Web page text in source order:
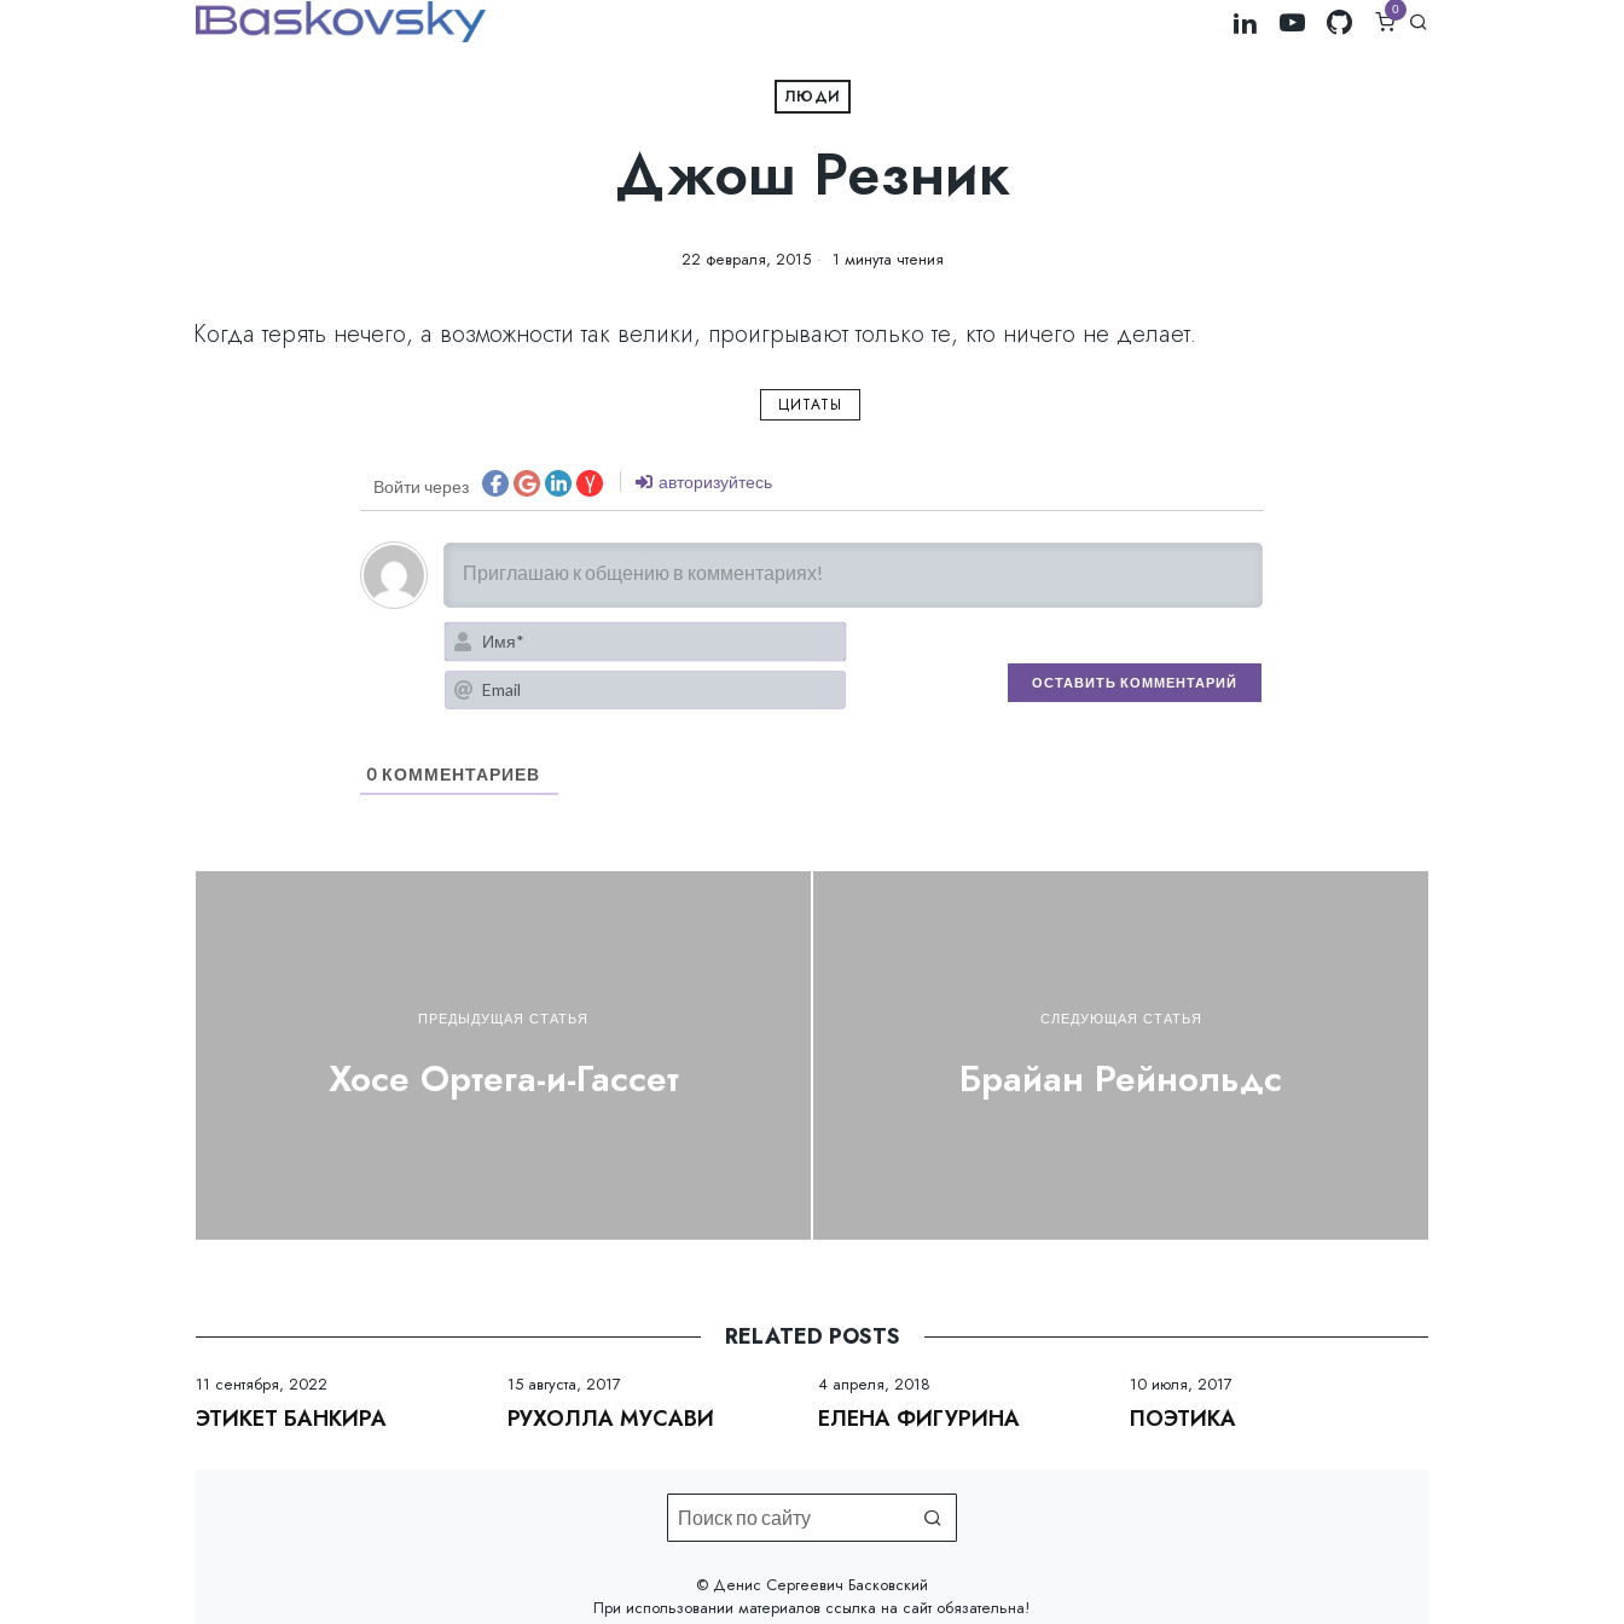
0
ЛЮДИ
Джош Резник
22 февраля, 2015 1 минута чтения
Когда терять нечего, а возможности так велики, проигрывают только те, кто ничего не делает.
ЦИТАТЫ
Войти через авторизуйтесь
Имя*
Email
0 КОММЕНТАРИЕВ
ПРЕДЫДУЩАЯ СТАТЬЯ
Хосе Ортега-и-Гассет
СЛЕДУЮЩАЯ СТАТЬЯ
Брайан Рейнольдс
RELATED POSTS
11 сентября, 2022
ЭТИКЕТ БАНКИРА
15 августа, 2017
РУХОЛЛА МУСАВИ
4 апреля, 2018
ЕЛЕНА ФИГУРИНА
10 июля, 2017
ПОЭТИКА
©️ Денис Сергеевич Басковский
При использовании материалов ссылка на сайтобязательна!